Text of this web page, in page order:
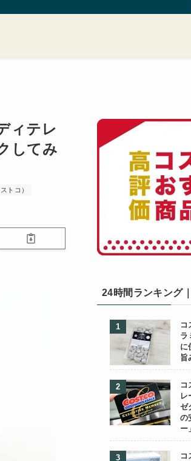
ィテレ
してみ
トコ）
24時間ランキング
コ
ラ
に
旨
コ
ゼ
の
ー
コ